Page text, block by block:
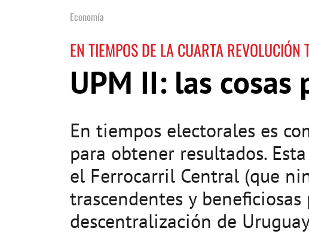
Economía
EN TIEMPOS DE LA CUARTA REVOLUCIÓN
UPM II: las cosas
En tiempos electorales es
para obtener resultados.
el Ferrocarril Central (que
trascendentes y
descentralización de